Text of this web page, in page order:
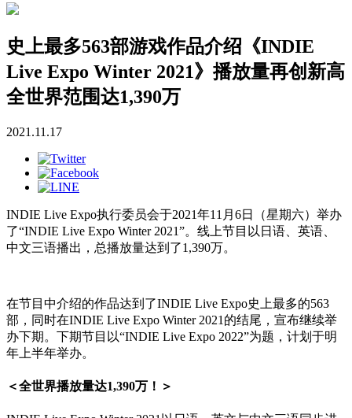
史上最多563部游戏作品介绍《INDIE
Live Expo Winter 2021》播放量再创新高
全世界范围达1,390万
2021.11.17
INDIE Live Expo执行委员会于2021年11月6日（星期六）举办
了“INDIE Live Expo Winter 2021”。线上节目以日语、英语、
中文三语播出，总播放量达到了1,390万。
在节目中介绍的作品达到了INDIE Live Expo史上最多的563
部，同时在INDIE Live Expo Winter 2021的结尾，宣布继续举
办下期。下期节目以“INDIE Live Expo 2022”为题，计划于明
年上半年举办。
＜全世界播放量达1,390万！＞